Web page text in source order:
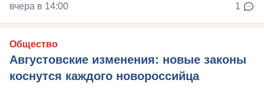
вчера в 14:00 1
Общество
Августовские изменения: новые законы
коснутся каждого новороссийца